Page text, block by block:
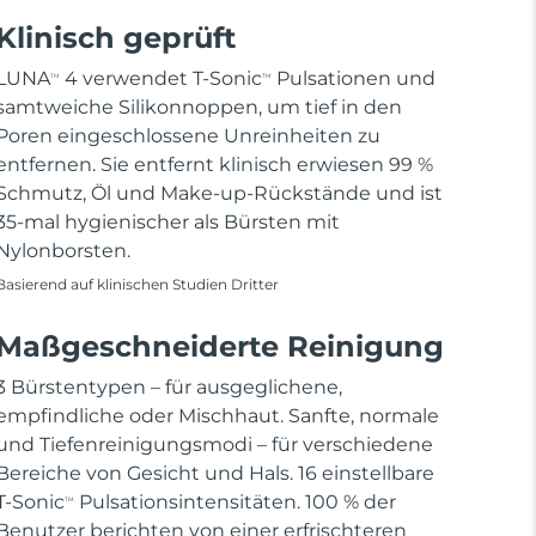
geprüft
TM 4 verwendet T-SonicTM
Pulsationen und
Silikonnoppen, um tief in den
eingeschlossene Unreinheiten zu
Sie entfernt klinisch erwiesen 99 %
Öl und Make-up-Rückstände und ist
mal hygienischer als Bürsten mit
auf klinischen Studien Dritter
Reinigung
Bürstentypen – für ausgeglichene,
oder Mischhaut. Sanfte, normale
Tiefenreinigungsmodi – für verschiedene
von Gesicht und Hals. 16 einstellbare
SonicTM
Pulsationsintensitäten. 100 % der
berichten von einer erfrischteren